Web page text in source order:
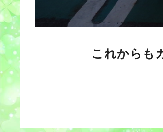
これからも